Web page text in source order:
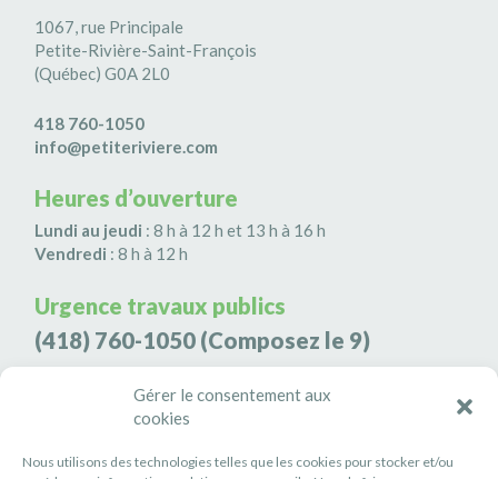
Gérer le consentement aux
cookies
Nous utilisons des technologies telles que les cookies pour stocker et/ou
1067, rue Principale
Petite-Rivière-Saint-François
(Québec) G0A 2L0
418 760-1050
info@petiteriviere.com
Heures d’ouverture
Lundi au jeudi : 8 h à 12 h et 13 h à 16 h
Vendredi : 8 h à 12 h
Urgence travaux publics
(418) 760-1050 (Composez le 9)
Agence de sécurité S3K9
(418) 808-9566
#PETITERIVIÈRE